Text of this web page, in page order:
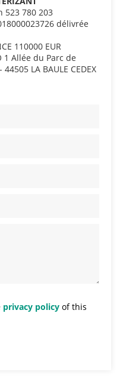
523 780 203
délivrée
110000 EUR
1 Allée du Parc de
LA BAULE CEDEX
privacy policy of this